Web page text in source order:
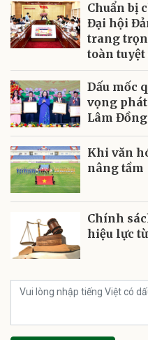
Chuẩn bị
Đại hội
trang
toàn tuyệt
Dấu mốc
vọng
Lâm Đồng
Khi văn
nâng tầm
Chính
hiệu lực